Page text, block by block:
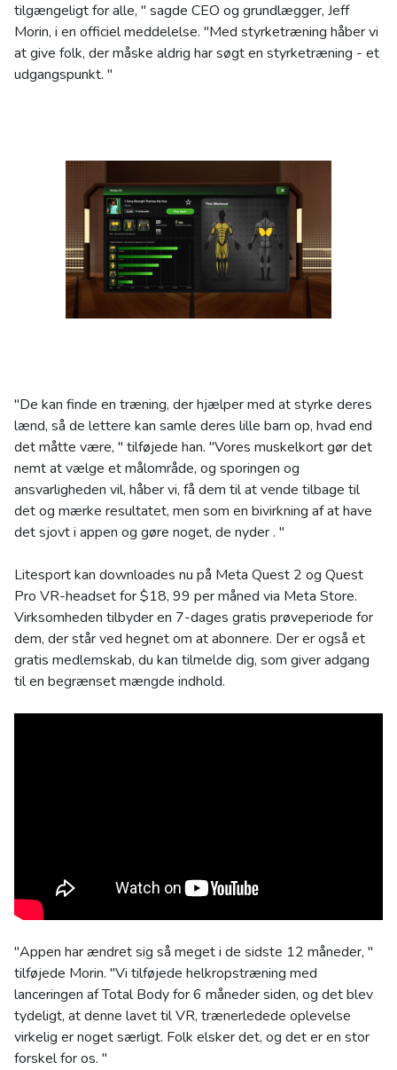
tilgængeligt for alle, " sagde CEO og grundlægger, Jeff
Morin, i en officiel meddelelse. "Med styrketræning håber vi
at give folk, der måske aldrig har søgt en styrketræning - et
udgangspunkt. "
"De kan finde en træning, der hjælper med at styrke deres
lænd, så de lettere kan samle deres lille barn op, hvad end
det måtte være, " tilføjede han. "Vores muskelkort gør det
nemt at vælge et målområde, og sporingen og
ansvarligheden vil, håber vi, få dem til at vende tilbage til
det og mærke resultatet, men som en bivirkning af at have
det sjovt i appen og gøre noget, de nyder . "
Litesport kan downloades nu på Meta Quest 2 og Quest
Pro VR-headset for $18, 99 per måned via Meta Store.
Virksomheden tilbyder en 7-dages gratis prøveperiode for
dem, der står ved hegnet om at abonnere. Der er også et
gratis medlemskab, du kan tilmelde dig, som giver adgang
til en begrænset mængde indhold.
"Appen har ændret sig så meget i de sidste 12 måneder, "
tilføjede Morin. "Vi tilføjede helkropstræning med
lanceringen af ​​Total Body for 6 måneder siden, og det blev
tydeligt, at denne lavet til VR, trænerledede oplevelse
virkelig er noget særligt. Folk elsker det, og det er en stor
forskel for os. "